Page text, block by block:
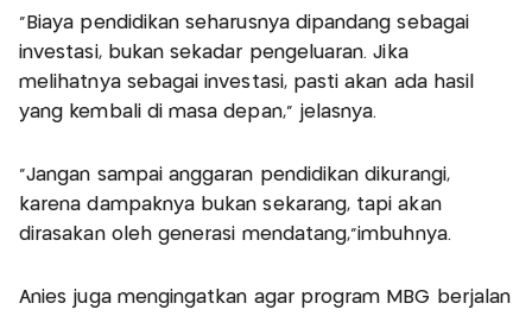
"Biaya pendidikan seharusnya dipandang sebagai
investasi, bukan sekadar pengeluaran. Jika
melihatnya sebagai investasi, pasti akan ada hasil
yang kembali di masa depan," jelasnya.
"Jangan sampai anggaran pendidikan dikurangi,
karena dampaknya bukan sekarang, tapi akan
dirasakan oleh generasi mendatang,"imbuhnya.
Anies juga mengingatkan agar program MBG berjalan